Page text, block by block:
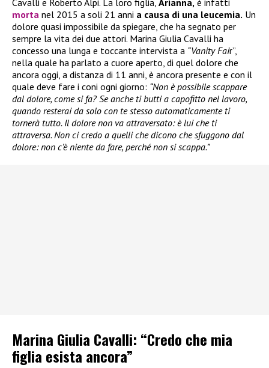
morta nel 2015 a soli 21 anni a causa di una leucemia. Un
dolore quasi impossibile da spiegare, che ha segnato per
sempre la vita dei due attori. Marina Giulia Cavalli ha
concesso una lunga e toccante intervista a “Vanity Fair”,
nella quale ha parlato a cuore aperto, di quel dolore che
ancora oggi, a distanza di 11 anni, è ancora presente e con il
quale deve fare i coni ogni giorno: “Non è possibile scappare
dal dolore, come si fa? Se anche ti butti a capofitto nel lavoro,
quando resterai da solo con te stesso automaticamente ti
tornerà tutto. Il dolore non va attraversato: è lui che ti
attraversa. Non ci credo a quelli che dicono che sfuggono dal
dolore: non c’è niente da fare, perché non si scappa.”
Marina Giulia Cavalli: “Credo che mia
figlia esista ancora”